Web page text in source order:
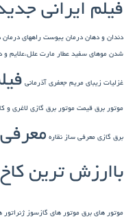
فیلم ایرانی
دندان و دهان درمان یبوست راههای درمان
شدن موهای سفید عطار مارت علل،علایم و
غزلیات زیبای مریم جعفری آذرمانی
موتور برق قیمت موتور برق گازی لاغری و
برق گازی معرفی ساز نقاره
باارزش ترین
موتور های برق موتور های گازسوز ژنراتور